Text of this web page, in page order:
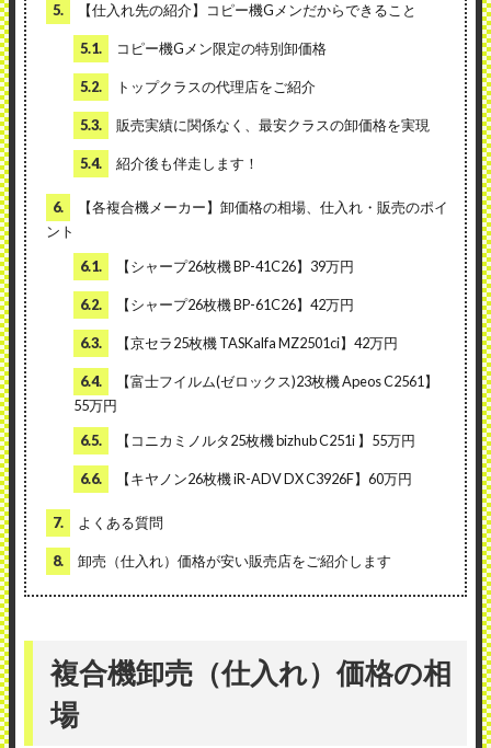
5.
【仕入れ先の紹介】コピー機Gメンだからできること
5.1. コピー機Gメン限定の特別卸価格
5.2. トップクラスの代理店をご紹介
5.3. 販売実績に関係なく、最安クラスの卸価格を実現
5.4. 紹介後も伴走します！
6.
【各複合機メーカー】卸価格の相場、仕入れ・販売のポイ
ント
6.1.
【シャープ26枚機 BP-41C26】39万円
6.2. 【シャープ26枚機 BP-61C26】42万円
6.3. 【京セラ25枚機 TASKalfa MZ2501ci】42万円
6.4.
【富士フイルム(ゼロックス)23枚機 Apeos C2561】
55万円
6.5.
【コニカミノルタ25枚機 bizhub C251i 】55万円
6.6. 【キヤノン26枚機 iR-ADV DX C3926F】60万円
7. よくある質問
8. 卸売（仕入れ）価格が安い販売店をご紹介します
複合機卸売（仕入れ）価格の相
場